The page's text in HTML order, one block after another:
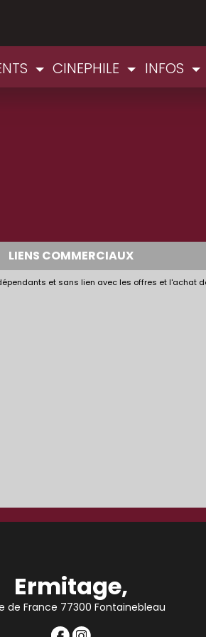
CINEPHILE INFOS
LIENS COMMERCIAUX
et sans lien avec les offres et l'achat
Ermitage,
de France 77300 Fontainebleau